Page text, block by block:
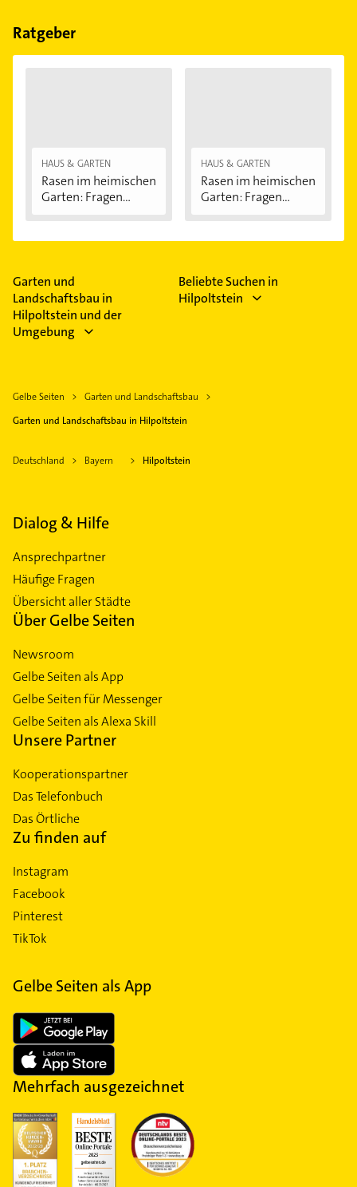
Feiertagen abweichen können.
Ratgeber
HAUS & GARTEN
Rasen im heimischen
Garten: Fragen...
HAUS & GARTEN
Rasen im heimischen
Garten: Fragen...
Garten und
Landschaftsbau in
Hilpoltstein und der
Umgebung
Beliebte Suchen in
Hilpoltstein
Gelbe Seiten
Garten und Landschaftsbau
Garten und Landschaftsbau in Hilpoltstein
Deutschland Bayern Hilpoltstein
Dialog & Hilfe
Ansprechpartner
Häufige Fragen
Übersicht aller Städte
Über Gelbe Seiten
Newsroom
Gelbe Seiten als App
Gelbe Seiten für Messenger
Gelbe Seiten als Alexa Skill
Unsere Partner
Kooperationspartner
Das Telefonbuch
Das Örtliche
Zu finden auf
Instagram
Facebook
Pinterest
TikTok
Gelbe Seiten als App
Mehrfach ausgezeichnet